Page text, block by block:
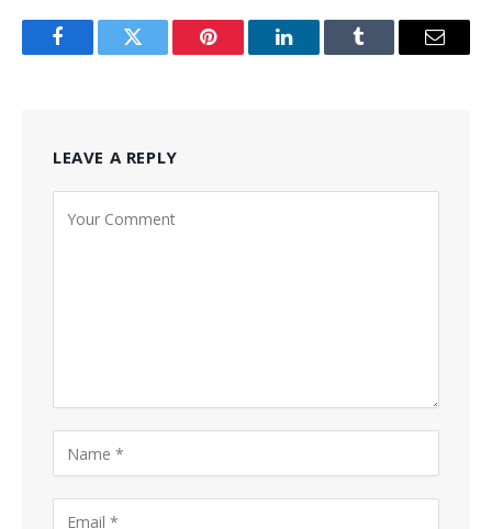
FacebookTwitter Pinterest LinkedInTumblr Email
LEAVE A REPLY